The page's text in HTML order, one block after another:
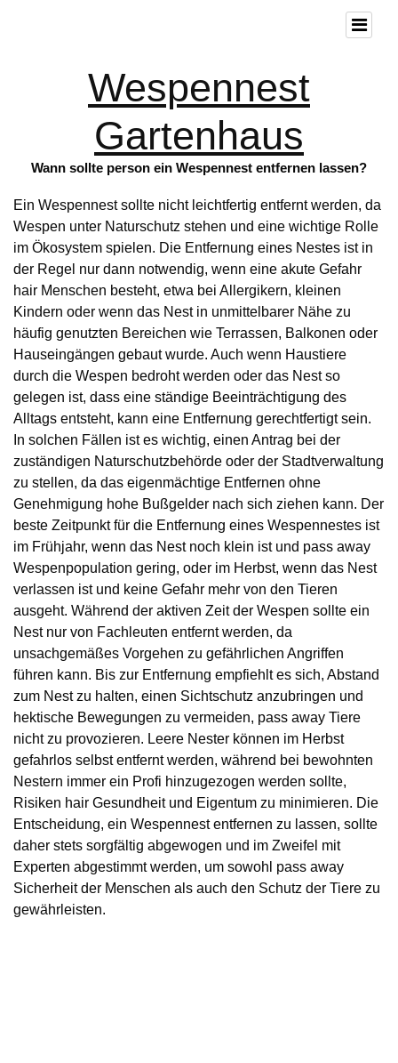
Wespennest
Gartenhaus
Wann sollte person ein Wespennest entfernen lassen?
Ein Wespennest sollte nicht leichtfertig entfernt werden, da
Wespen unter Naturschutz stehen und eine wichtige Rolle
im Ökosystem spielen. Die Entfernung eines Nestes ist in
der Regel nur dann notwendig, wenn eine akute Gefahr
hair Menschen besteht, etwa bei Allergikern, kleinen
Kindern oder wenn das Nest in unmittelbarer Nähe zu
häufig genutzten Bereichen wie Terrassen, Balkonen oder
Hauseingängen gebaut wurde. Auch wenn Haustiere
durch die Wespen bedroht werden oder das Nest so
gelegen ist, dass eine ständige Beeinträchtigung des
Alltags entsteht, kann eine Entfernung gerechtfertigt sein.
In solchen Fällen ist es wichtig, einen Antrag bei der
zuständigen Naturschutzbehörde oder der Stadtverwaltung
zu stellen, da das eigenmächtige Entfernen ohne
Genehmigung hohe Bußgelder nach sich ziehen kann. Der
beste Zeitpunkt für die Entfernung eines Wespennestes ist
im Frühjahr, wenn das Nest noch klein ist und pass away
Wespenpopulation gering, oder im Herbst, wenn das Nest
verlassen ist und keine Gefahr mehr von den Tieren
ausgeht. Während der aktiven Zeit der Wespen sollte ein
Nest nur von Fachleuten entfernt werden, da
unsachgemäßes Vorgehen zu gefährlichen Angriffen
führen kann. Bis zur Entfernung empfiehlt es sich, Abstand
zum Nest zu halten, einen Sichtschutz anzubringen und
hektische Bewegungen zu vermeiden, pass away Tiere
nicht zu provozieren. Leere Nester können im Herbst
gefahrlos selbst entfernt werden, während bei bewohnten
Nestern immer ein Profi hinzugezogen werden sollte,
Risiken hair Gesundheit und Eigentum zu minimieren. Die
Entscheidung, ein Wespennest entfernen zu lassen, sollte
daher stets sorgfältig abgewogen und im Zweifel mit
Experten abgestimmt werden, um sowohl pass away
Sicherheit der Menschen als auch den Schutz der Tiere zu
gewährleisten.